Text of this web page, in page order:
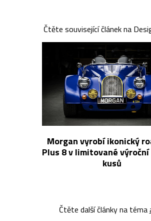
Čtěte související článek na
Morgan vyrobí ikonický
Plus 8 v limitované
kusů
Čtěte další články na téma